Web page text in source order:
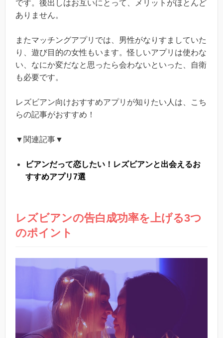
です。後出しはお互いにとって、メリットがほとんど
ありません。
またマッチングアプリでは、男性がなりすましていた
り、遊び目的の女性もいます。怪しいアプリは使わな
い、なにか変だなと思ったら会わないといった、自衛
も必要です。
レズビアン向けおすすめアプリが知りたい人は、こち
らの記事がおすすめ！
▼関連記事▼
ビアンだって恋したい！レズビアンと出会えるお
すすめアプリ7選
レズビアンの告白成功率を上げる3つ
のポイント